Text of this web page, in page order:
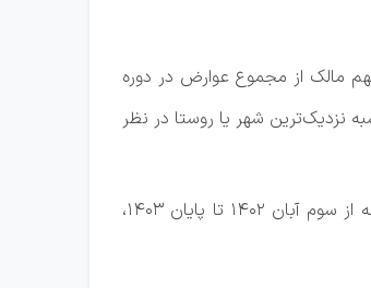
مالک از مجموع عوارض در دوره
مبنای محاسبه نزدیک‌ترین شهر یا روستا در نظر
وی ادامه داد: در مورد طرح‌های ملی حمایتی ساخت مسکن که با معرفی وزارت راه و شهرسازی اجرا می‌شوند نیز، سهم کارفرما از حق بیمه از سوم آبان ۱۴۰۲ تا پایان ۱۴۰۳،